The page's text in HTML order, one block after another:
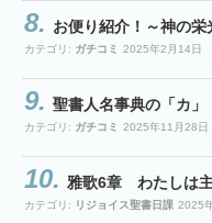
お便り紹介！～神の
カテゴリ: ガチコミ 2025年2月14日
聖書人名事典の「カ」
カテゴリ: ガチコミ 2025年11月28日
雅歌6章 わたしは
カテゴリ: リジョイス聖書日課 2025